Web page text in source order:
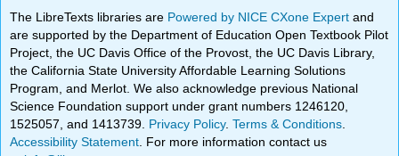
The LibreTexts libraries are Powered by NICE CXone Expertand
are supported by the Department of Education Open Textbook Pilot
Project, the UC Davis Office of the Provost, the UC Davis Library,
the California State University Affordable Learning Solutions
Program, and Merlot. We also acknowledge previous National
Science Foundation support under grant numbers 1246120,
1525057, and 1413739. Privacy Policy.Terms & Conditions
Accessibility Statement . For more information contact us